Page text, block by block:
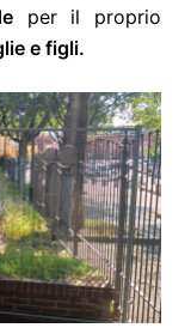
per il proprio
e figli.